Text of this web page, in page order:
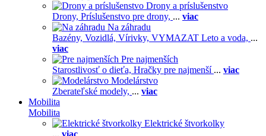
Drony a príslušenstvo
Drony, Príslušenstvo pre drony, ... viac
Na záhradu
Bazény, Vozidlá, Vírivky, VYMAZAT Leto a voda, ...
viac
Pre najmenších
Starostlivosť o dieťa, Hračky pre najmenší ... viac
Modelárstvo
Zberateľské modely, ... viac
Mobilita
Mobilita
Elektrické štvorkolky
... viac